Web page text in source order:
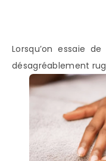
Lorsqu’on essaie
désagréablement